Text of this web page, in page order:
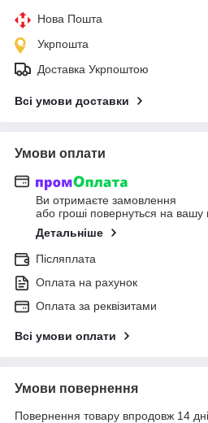
Нова Пошта
Укрпошта
Доставка Укрпоштою
Всі умови доставки
Умови оплати
Ви отримаєте замовлення
або гроші повернуться на вашу
Детальніше
Післяплата
Оплата на рахунок
Оплата за реквізитами
Всі умови оплати
Умови повернення
Повернення товару впродовж 14